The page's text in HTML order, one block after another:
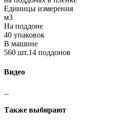
Единицы измерения
м3
На поддоне
40 упаковок
В машине
560 шт.14 поддонов
Видео
Также выбирают